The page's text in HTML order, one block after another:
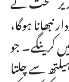
نبھانا ہوگا،
کرینگے۔ جو
سے چلتا